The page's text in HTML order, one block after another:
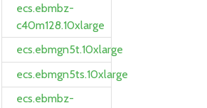
ecs.ebmbz-
c40m128.10xlarge
ecs.ebmgn5t.10xlarge
ecs.ebmgn5ts.10xlarge
ecs.ebmbz-